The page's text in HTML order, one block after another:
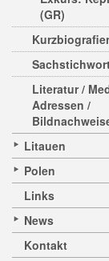
(GR)
Literatur /
Adressen /
Litauen
Polen
Links
News
Kontakt